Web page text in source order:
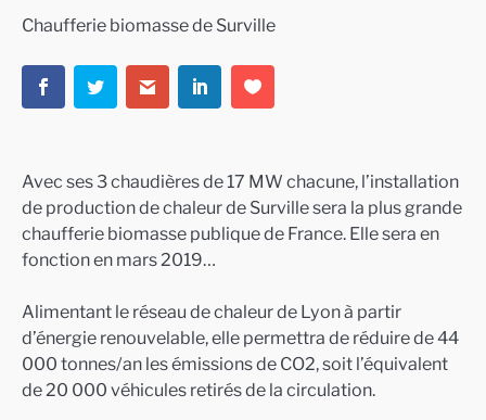
Chaufferie biomasse de Surville
Avec ses 3 chaudières de 17 MW chacune, l’installation
de production de chaleur de Surville sera la plus grande
chaufferie biomasse publique de France. Elle sera en
fonction en mars 2019…
Alimentant le réseau de chaleur de Lyon à partir
d’énergie renouvelable, elle permettra de réduire de 44
000 tonnes/an les émissions de CO2, soit l’équivalent
de 20 000 véhicules retirés de la circulation.